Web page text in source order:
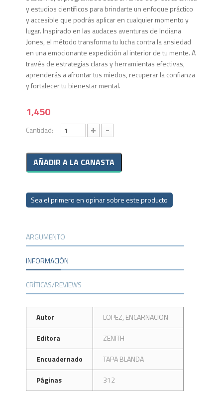
y estudios científicos para brindarte un enfoque práctico
y accesible que podrás aplicar en cualquier momento y
lugar. Inspirado en las audaces aventuras de Indiana
Jones, el método transforma tu lucha contra la ansiedad
en una emocionante expedición al interior de tu mente. A
través de estrategias claras y herramientas efectivas,
aprenderás a afrontar tus miedos, recuperar la confianza
y fortalecer tu bienestar mental.
1,450
Cantidad: + -
Sea el primero en opinar sobre este producto
ARGUMENTO
INFORMACIÓN
CRÍTICAS/REVIEWS
Autor
LOPEZ, ENCARNACION
Editora
ZENITH
Encuadernado
TAPA BLANDA
Páginas
312